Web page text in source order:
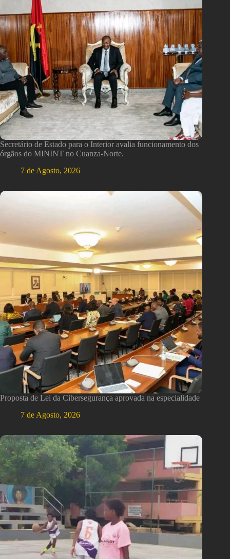
Secretário de Estado para o Interior avalia funcionamento dos
órgãos do MININT no Cuanza-Norte.
7 de Agosto, 2026
Proposta de Lei da Cibersegurança aprovada na especialidade
7 de Agosto, 2026